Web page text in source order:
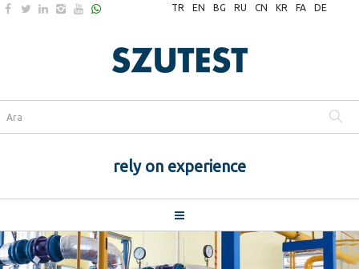
TR EN BG RU CN KR FA DE
rely on experience